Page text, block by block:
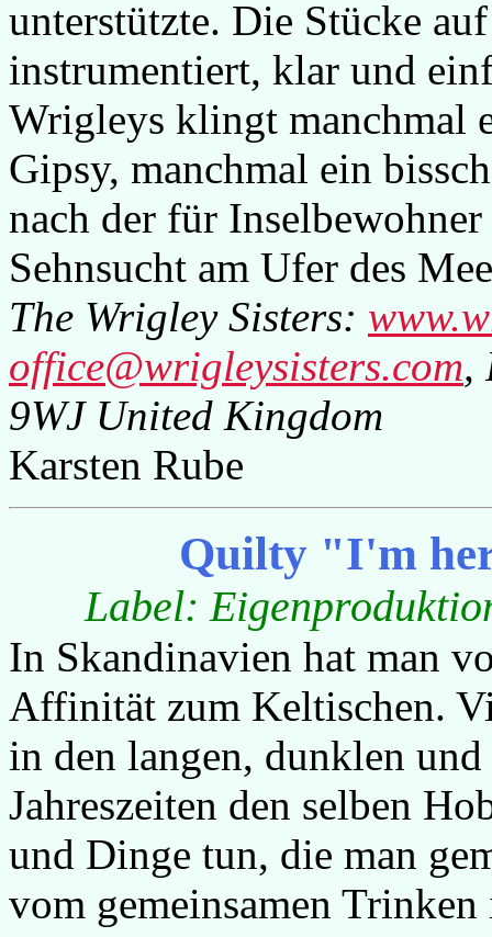
unterstützte. Die Stücke
instrumentiert, klar und
Wrigleys klingt manchmal
Gipsy, manchmal ein
nach der für
Sehnsucht am Ufer des
The Wrigley Sisters:
office@wrigleysisters.com,
9WJ United Kingdom
Karsten Rube
Quilty "I'm
Label:
In Skandinavien hat man
Affinität zum Keltischen.
in den langen, dunklen
Jahreszeiten den selben
und Dinge tun, die man
vom gemeinsamen Trinken